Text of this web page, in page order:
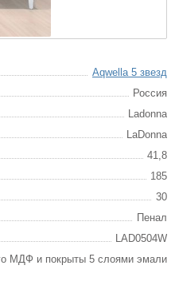
Aqwella 5 звезд
Россия
Ladonna
LaDonna
41,8
185
30
Пенал
LAD0504W
МДФ и покрыты 5 слоями эмали